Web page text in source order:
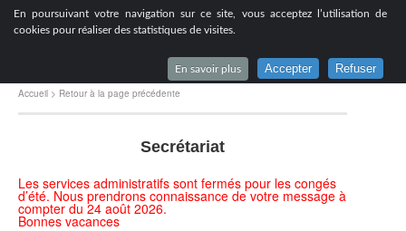
En poursuivant votre navigation sur ce site, vous acceptez l’utilisation de
cookies pour réaliser des statistiques de visites.
En savoir plus Accepter Refuser
Lycée du Parc à Lyon
Accueil > Retour à la page précédente
Secrétariat
Les services administratifs sont fermés pour les congés
d’été. Nous prendrons connaissance de votre message à
compter du 24 août 2026.
Bonnes vacances